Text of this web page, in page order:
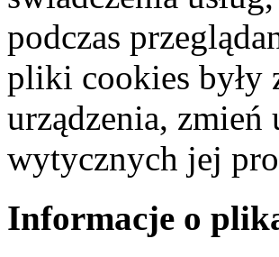
podczas
pliki cookies były
urządzenia, zmień
wytycznych jej
Informacje o